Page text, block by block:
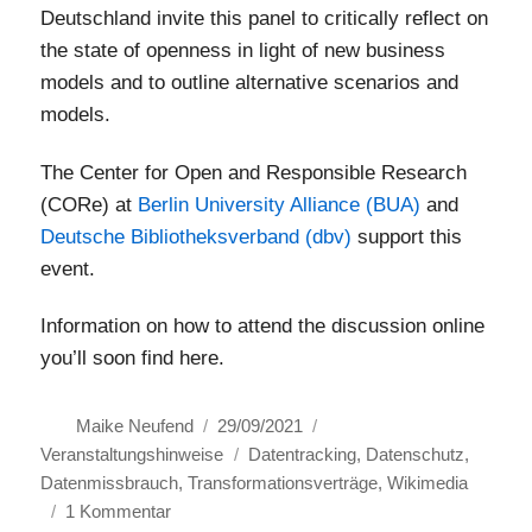
Deutschland invite this panel to critically reflect on
the state of openness in light of new business
models and to outline alternative scenarios and
models.
The Center for Open and Responsible Research
(CORe) at Berlin University Alliance (BUA) and
Deutsche Bibliotheksverband (dbv) support this
event.
Information on how to attend the discussion online
you’ll soon find here.
Autor
Maike Neufend
Veröffentlicht
am
29/09/2021
Veranstaltungshinweise
Schlagwörter
Datentracking, Datenschutz,
Datenmissbrauch,Transformationsverträge,Wikimedia
1 Kommentarzu